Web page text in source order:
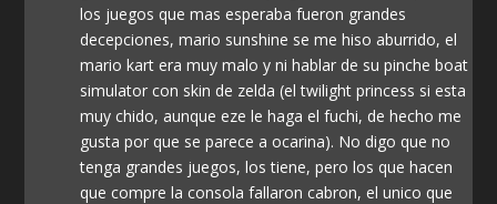
los juegos que mas esperaba fueron grandes
decepciones, mario sunshine se me hiso aburrido, el
mario kart era muy malo y ni hablar de su pinche boat
simulator con skin de zelda (el twilight princess si esta
muy chido, aunque eze le haga el fuchi, de hecho me
gusta por que se parece a ocarina). No digo que no
tenga grandes juegos, los tiene, pero los que hacen
que compre la consola fallaron cabron, el unico que